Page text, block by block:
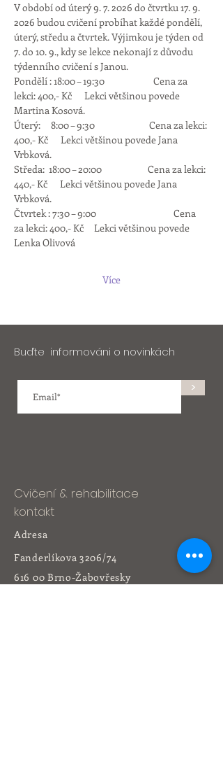
V období od úterý 9. 7. 2026 do čtvrtku 17. 9.
2026 budou cvičení probíhat každé pondělí,
úterý, středu a čtvrtek. Výjimkou je týden od
7. do 10. 9., kdy se lekce nekonají z důvodu
týdenního cvičení s Janou.
Pondělí : 18:00 – 19:30          	Cena za
lekci: 400,- Kč      Lekci většinou povede
Martina Kosová.
Úterý:     8:00 – 9:30                          Cena za lekci:
400,- Kč      Lekci většinou povede Jana
Vrbková.
Středa:  18:00 – 20:00                      Cena za lekci:
440,- Kč      Lekci většinou povede Jana
Vrbková.
Čtvrtek : 7:30 – 9:00 	                       Cena
za lekci: 400,- Kč     Lekci většinou povede
Lenka Olivová
Více
Buďte informováni o novinkách
>
Cvičení & rehabilitace
kontakt
Adresa
Fanderlíkova 3206/74
616 00 Brno-Žabovřesky